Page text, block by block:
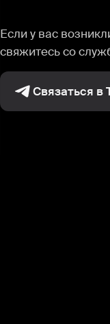
Если у вас
свяжитесь со
Связаться в